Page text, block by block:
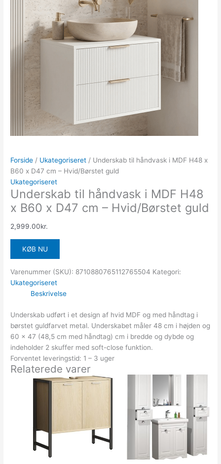
Forside / Ukategoriseret / Underskab til håndvask i MDF H48 x
B60 x D47 cm – Hvid/Børstet guld
Ukategoriseret
Underskab til håndvask i MDF H48
x B60 x D47 cm – Hvid/Børstet guld
2,999.00kr.
KØB NU
Varenummer (SKU): 8710880765112765504 Kategori:
Ukategoriseret
Beskrivelse
Underskab udført i et design af hvid MDF og med håndtag i
børstet guldfarvet metal. Underskabet måler 48 cm i højden og
60 x 47 (48,5 cm med håndtag) cm i bredde og dybde og
indeholder 2 skuffer med soft-close funktion.
Forventet leveringstid: 1 – 3 uger
Relaterede varer